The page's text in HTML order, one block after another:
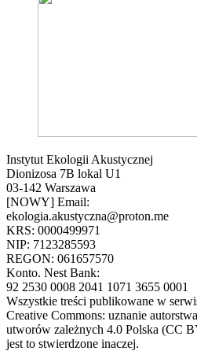
Instytut Ekologii Akustycznej
Dionizosa 7B lokal U1
03-142 Warszawa
[NOWY] Email:
ekologia.akustyczna@proton.me
KRS: 0000499971
NIP: 7123285593
REGON: 061657570
Konto. Nest Bank:
92 2530 0008 2041 1071 3655 0001
Wszystkie treści publikowane w
Creative Commons: uznanie
utworów zależnych 4.0 Polska (CC
jest to stwierdzone inaczej.